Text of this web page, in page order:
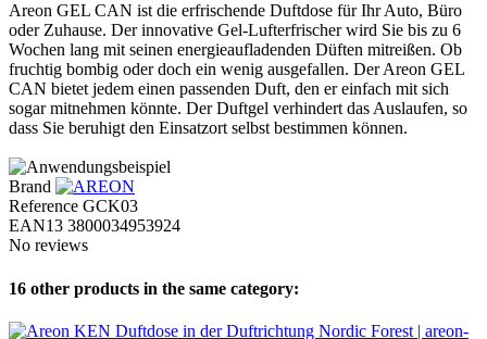
Areon GEL CAN ist die erfrischende Duftdose für Ihr Auto, Büro
oder Zuhause. Der innovative Gel-Lufterfrischer wird Sie bis zu 6
Wochen lang mit seinen energieaufladenden Düften mitreißen. Ob
fruchtig bombig oder doch ein wenig ausgefallen. Der Areon GEL
CAN bietet jedem einen passenden Duft, den er einfach mit sich
sogar mitnehmen könnte. Der Duftgel verhindert das Auslaufen, so
dass Sie beruhigt den Einsatzort selbst bestimmen können.
Brand
Reference GCK03
EAN13 3800034953924
No reviews
16 other products in the same category: